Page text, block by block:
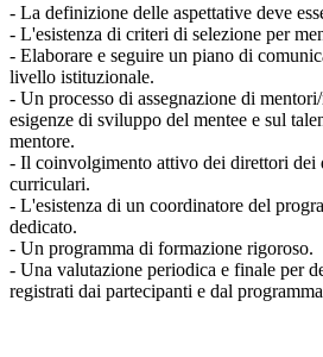
- La definizione delle aspettative deve
- L'esistenza di criteri di selezione per
- Elaborare e seguire un piano di
livello istituzionale.
- Un processo di assegnazione di
esigenze di sviluppo del mentee e sul
mentore.
- Il coinvolgimento attivo dei direttori dei
curriculari.
- L'esistenza di un coordinatore del
dedicato.
- Un programma di formazione rigoroso.
- Una valutazione periodica e finale per
registrati dai partecipanti e dal